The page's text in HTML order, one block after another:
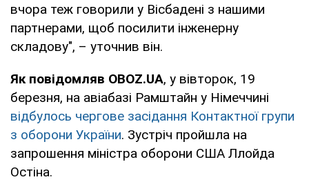
вчора теж говорили у Вісбадені з нашими
партнерами, щоб посилити інженерну
складову", – уточнив він.
Як повідомляв OBOZ.UA, у вівторок, 19
березня, на авіабазі Рамштайн у Німеччині
відбулось чергове засідання Контактної групи
з оборони України. Зустріч пройшла на
запрошення міністра оборони США Ллойда
Остіна.